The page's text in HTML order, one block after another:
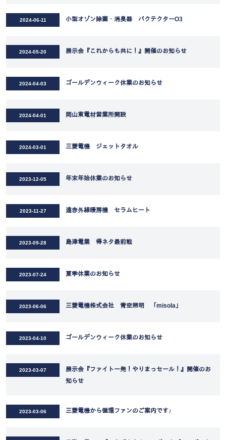
2024-06-11 小型オゾン除菌・消臭器 バクテクターO3
2024-05-20 展示会『これからも共に！』開催のお知らせ
2024-04-03 ゴールデンウィーク休業のお知らせ
2024-04-01 岡山東電材営業所開設
2024-03-01 三菱電機 ジェットタオル
2023-12-05 年末年始休業のお知らせ
2023-11-27 遠赤外線暖房機 セラムヒート
2023-09-28 島津電業 得ネタ最前戦
2023-07-24 夏季休業のお知らせ
2023-06-06 三菱電機株式会社 青空照明 「misola」
2023-04-10 ゴールデンウィーク休業のお知らせ
2023-03-07
展示会『ファイト一発！やりまっセール！』開催のお
知らせ
2023-03-06 三菱電機から循環ファンのご案内です♪